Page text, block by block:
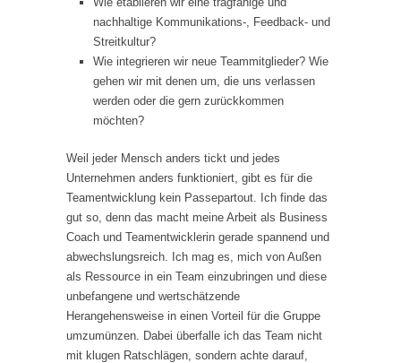
nachhaltige Kommunikations-, Feedback- und
Streitkultur?
Wie integrieren wir neue Teammitglieder? Wie
gehen wir mit denen um, die uns verlassen
werden oder die gern zurückkommen
möchten?
Weil jeder Mensch anders tickt und jedes
Unternehmen anders funktioniert, gibt es für die
Teamentwicklung kein Passepartout. Ich finde das
gut so, denn das macht meine Arbeit als Business
Coach und Teamentwicklerin gerade spannend und
abwechslungsreich. Ich mag es, mich von Außen
als Ressource in ein Team einzubringen und diese
unbefangene und wertschätzende
Herangehensweise in einen Vorteil für die Gruppe
umzumünzen. Dabei überfalle ich das Team nicht
mit klugen Ratschlägen, sondern achte darauf,